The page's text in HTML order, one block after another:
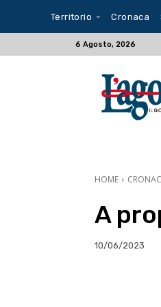
Territorio Cronaca
6 Agosto, 2026
HOME
A
10/06/2023